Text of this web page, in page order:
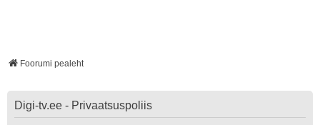
Foorumi pealeht
Digi-tv.ee - Privaatsuspoliis